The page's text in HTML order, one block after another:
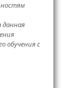
данная
обучения с